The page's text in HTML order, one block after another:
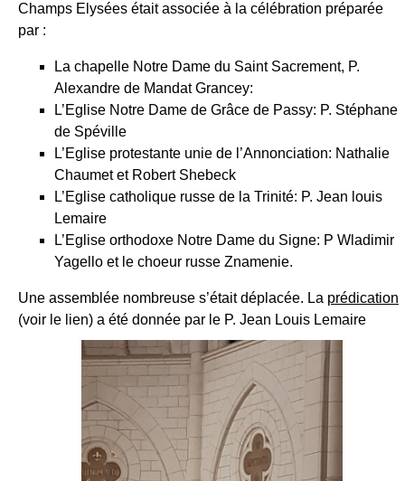
Champs Elysées était associée à la célébration préparée
par :
La chapelle Notre Dame du Saint Sacrement, P.
Alexandre de Mandat Grancey:
L’Eglise Notre Dame de Grâce de Passy: P. Stéphane
de Spéville
L’Eglise protestante unie de l’Annonciation: Nathalie
Chaumet et Robert Shebeck
L’Eglise catholique russe de la Trinité: P. Jean louis
Lemaire
L’Eglise orthodoxe Notre Dame du Signe: P Wladimir
Yagello et le choeur russe Znamenie.
Une assemblée nombreuse s’était déplacée. La prédication
(voir le lien) a été donnée par le P. Jean Louis Lemaire